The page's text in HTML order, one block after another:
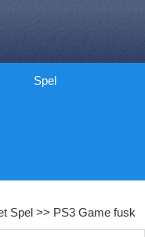
Spel
Spel >> PS3 Game fusk